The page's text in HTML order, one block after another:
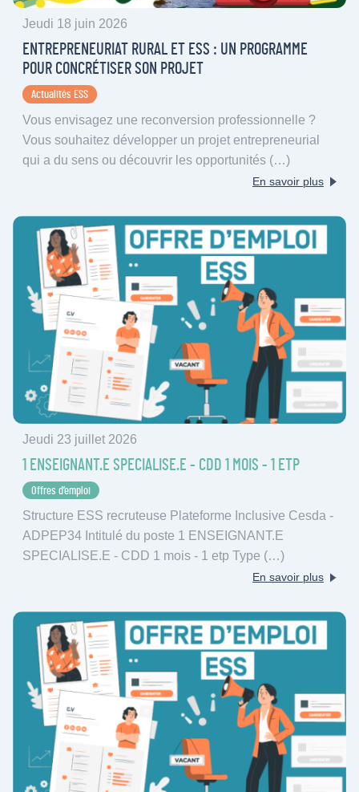
Jeudi 18 juin 2026
ENTREPRENEURIAT RURAL ET ESS : UN PROGRAMME
POUR CONCRÉTISER SON PROJET
Actualités ESS
Vous envisagez une reconversion professionnelle ?
Vous souhaitez développer un projet entrepreneurial
qui a du sens ou découvrir les opportunités (…)
En savoir plus
Jeudi 23 juillet 2026
1 ENSEIGNANT.E SPECIALISE.E - CDD 1 MOIS - 1 ETP
Offres d’emploi
Structure ESS recruteuse Plateforme Inclusive Cesda -
ADPEP34 Intitulé du poste 1 ENSEIGNANT.E
SPECIALISE.E - CDD 1 mois - 1 etp Type (…)
En savoir plus